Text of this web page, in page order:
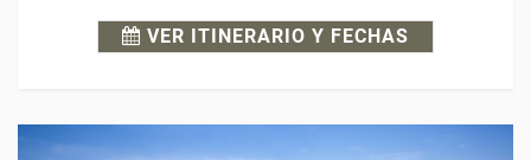
VER ITINERARIO Y FECHAS